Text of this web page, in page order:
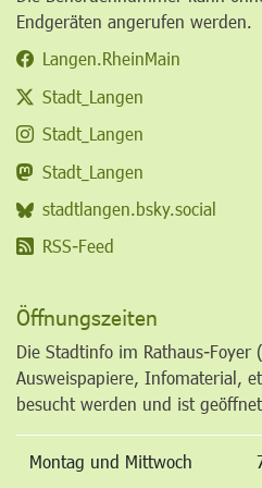
Endgeräten angerufen werden.
Langen.RheinMain
Stadt_Langen
Stadt_Langen
Stadt_Langen
stadtlangen.bsky.social
RSS-Feed
Öffnungszeiten
Die Stadtinfo im Rathaus-Foyer
Ausweispapiere, Infomaterial,
besucht werden und ist
Montag und Mittwoch